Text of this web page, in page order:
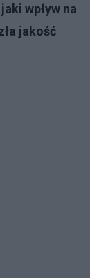
wpływ na
jakość